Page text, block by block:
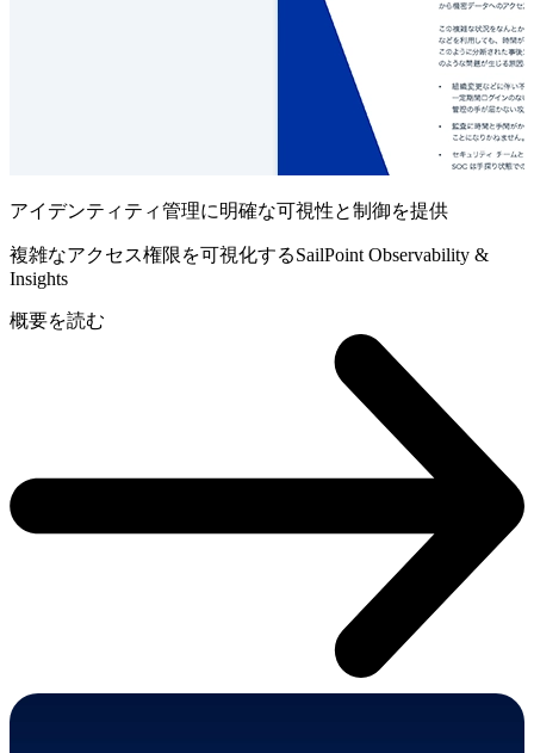
アイデンティティ管理に明確な可視性と制御を提供
複雑なアクセス権限を可視化するSailPoint Observability &
Insights
概要を読む